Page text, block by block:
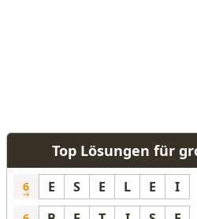
Top Lösungen für
6 E S E L E I